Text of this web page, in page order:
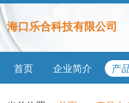
海口乐合科技有限公司
首页 企业简介 产